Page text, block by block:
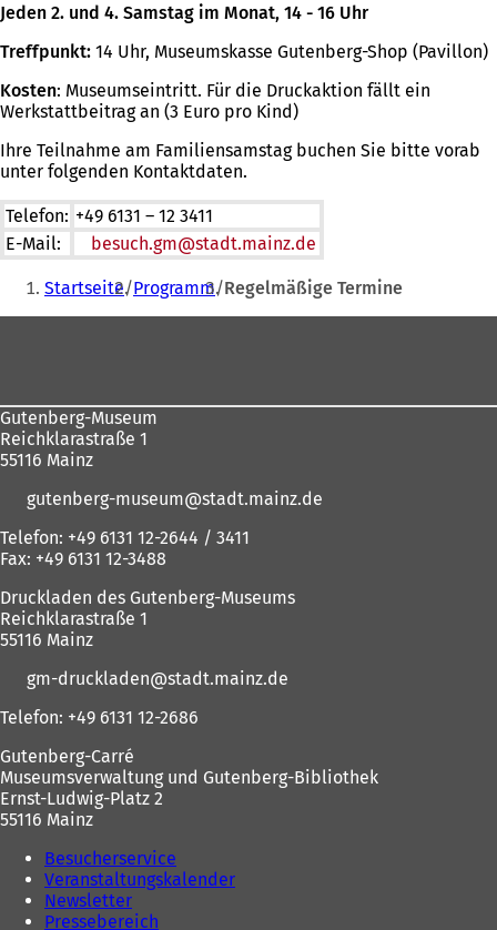
e
n
m
n
u
e
n
T
a
b
)
Jeden 2. und 4. Samstag im Monat, 14 - 16 Uhr
Treffpunkt: 14 Uhr, Museumskasse Gutenberg-Shop (Pavillon)
Kosten: Museumseintritt. Für die Druckaktion fällt ein
Werkstattbeitrag an (3 Euro pro Kind)
Ihre Teilnahme am Familiensamstag buchen Sie bitte vorab
unter folgenden Kontaktdaten.
Telefon: +49 6131 – 12 3411
E-Mail:
besuch.gm stadt.mainz de
Sie
befinden
Startseite Programm Regelmäßige Termine
Gutenberg-Museum
Reichklarastraße 1
55116 Mainz
gutenberg-museum
stadt.mainz de
Telefon: +49 6131 12-2644 / 3411
Fax: +49 6131 12-3488
Druckladen des Gutenberg-Museums
Reichklarastraße 1
55116 Mainz
gm-druckladen
stadt.mainz de
Telefon: +49 6131 12-2686
Gutenberg-Carré
Museumsverwaltung und Gutenberg-Bibliothek
Ernst-Ludwig-Platz 2
55116 Mainz
Besucherservice
Veranstaltungskalender
Newsletter
Pressebereich